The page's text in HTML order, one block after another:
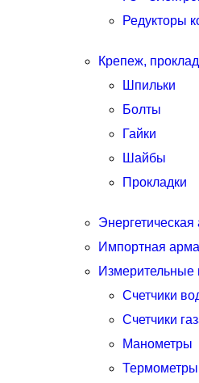
Редукторы
Крепеж,
Шпильки
Болты
Гайки
Шайбы
Прокладки
Энергетическая
Импортная
Измерительные
Счетчики
Счетчики
Манометры
Термометры